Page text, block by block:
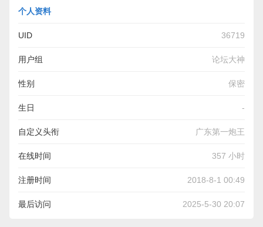
个人资料
UID 36719
用户组 论坛大神
性别 保密
生日 -
自定义头衔 广东第一炮王
在线时间 357 小时
注册时间 2018-8-1 00:49
最后访问 2025-5-30 20:07